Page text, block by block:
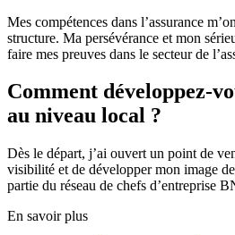
Mes compétences dans l’assurance
structure. Ma persévérance et mon
faire mes preuves dans le secteur de
Comment développez-
au niveau local ?
Dès le départ, j’ai ouvert un point de
visibilité et de développer mon image
partie du réseau de chefs d’entreprise
En savoir plus